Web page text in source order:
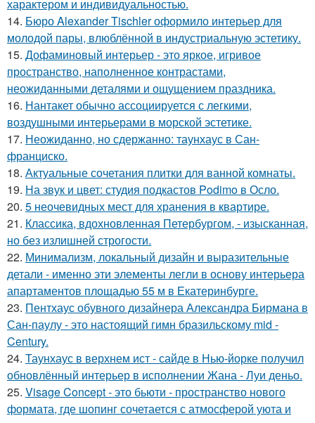
характером и индивидуальностью.
14. Бюро Alexander Tischler оформило интерьер для
молодой пары, влюблённой в индустриальную эстетику.
15. Дофаминовый интерьер - это яркое, игривое
пространство, наполненное контрастами,
неожиданными деталями и ощущением праздника.
16. Нантакет обычно ассоциируется с легкими,
воздушными интерьерами в морской эстетике.
17. Неожиданно, но сдержанно: таунхаус в Сан-
франциско.
18. Актуальные сочетания плитки для ванной комнаты.
19. На звук и цвет: студия подкастов Podimo в Осло.
20. 5 неочевидных мест для хранения в квартире.
21. Классика, вдохновленная Петербургом, - изысканная,
но без излишней строгости.
22. Минимализм, локальный дизайн и выразительные
детали - именно эти элементы легли в основу интерьера
апартаментов площадью 55 м в Екатеринбурге.
23. Пентхаус обувного дизайнера Александра Бирмана в
Сан-паулу - это настоящий гимн бразильскому mid -
Century.
24. Таунхаус в верхнем ист - сайде в Нью-йорке получил
обновлённый интерьер в исполнении Жана - Луи деньо.
25. Visage Concept - это бьюти - пространство нового
формата, где шопинг сочетается с атмосферой уюта и